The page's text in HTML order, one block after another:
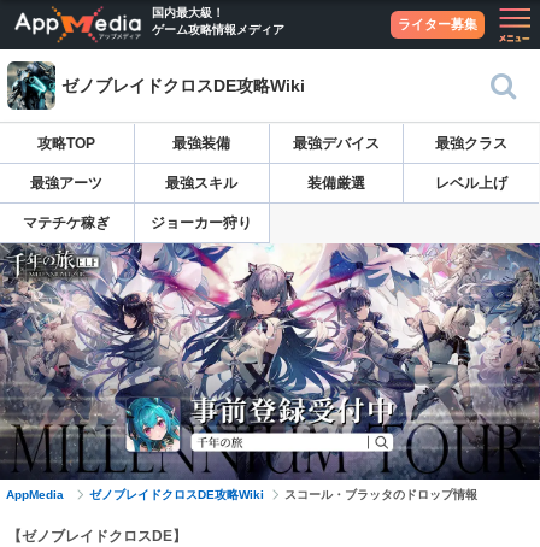
国内最大級！
ゲーム攻略情報メディア
ライター募集
ゼノブレイドクロスDE攻略Wiki
攻略TOP 最強装備 最強デバイス 最強クラス
最強アーツ 最強スキル 装備厳選 レベル上げ
マテチケ稼ぎ ジョーカー狩り
AppMedia ゼノブレイドクロスDE攻略Wiki スコール・ブラッタのドロップ情報
【ゼノブレイドクロスDE】